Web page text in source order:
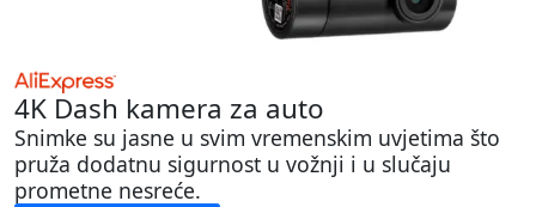
4K Dash kamera za auto
Snimke su jasne u svim vremenskim uvjetima što
pruža dodatnu sigurnost u vožnji i u slučaju
prometne nesreće.